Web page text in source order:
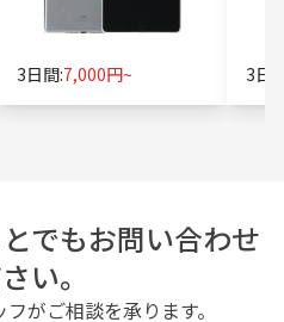
3日間:7,000円~ 3日
でもお問い合わせ
い。
がご相談を承ります。